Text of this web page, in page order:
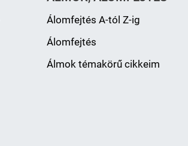
Álomfejtés A-tól Z-ig
Álomfejtés
Álmok témakörű cikkeim